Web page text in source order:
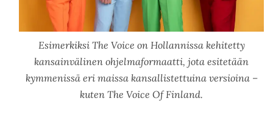
Esimerkiksi The Voice on Hollannissa kehitetty
kansainvälinen ohjelmaformaatti, jota esitetään
kymmenissä eri maissa kansallistettuina versioina –
kuten The Voice Of Finland.